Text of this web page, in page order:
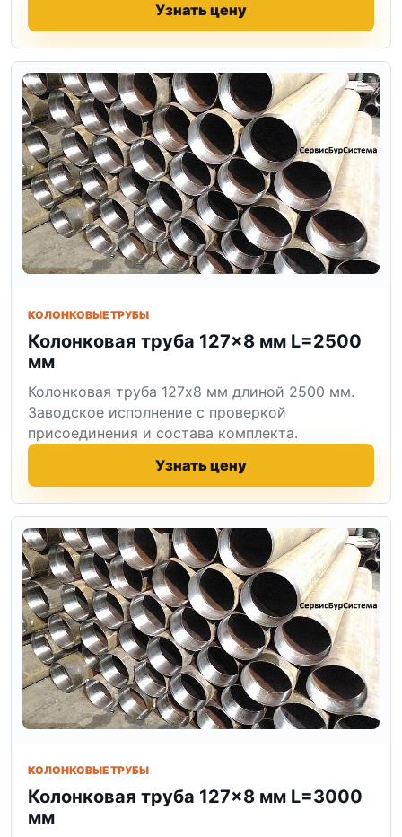
Узнать цену
КОЛОНКОВЫЕ ТРУБЫ
Колонковая труба 127×8 мм L=2500
мм
Колонковая труба 127x8 мм длиной 2500 мм.
Заводское исполнение с проверкой
присоединения и состава комплекта.
Узнать цену
КОЛОНКОВЫЕ ТРУБЫ
Колонковая труба 127×8 мм L=3000
мм